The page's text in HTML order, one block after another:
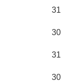
31
30
31
30